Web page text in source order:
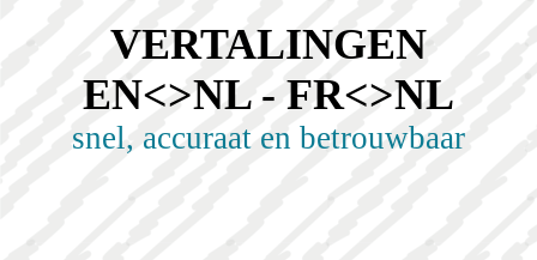
VERTALINGEN
EN<>NL - FR<>NL
snel, accuraat en betrouwbaar